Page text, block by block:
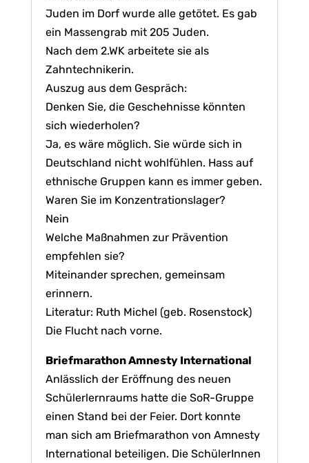
Juden im Dorf wurde alle getötet. Es gab
ein Massengrab mit 205 Juden.
Nach dem 2.WK arbeitete sie als
Zahntechnikerin.
Auszug aus dem Gespräch:
Denken Sie, die Geschehnisse könnten
sich wiederholen?
Ja, es wäre möglich. Sie würde sich in
Deutschland nicht wohlfühlen. Hass auf
ethnische Gruppen kann es immer geben.
Waren Sie im Konzentrationslager?
Nein
Welche Maßnahmen zur Prävention
empfehlen sie?
Miteinander sprechen, gemeinsam
erinnern.
Literatur: Ruth Michel (geb. Rosenstock)
Die Flucht nach vorne.
Briefmarathon Amnesty International
Anlässlich der Eröffnung des neuen
Schülerlernraums hatte die SoR-Gruppe
einen Stand bei der Feier. Dort konnte
man sich am Briefmarathon von Amnesty
International beteiligen. Die SchülerInnen